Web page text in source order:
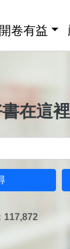
卷有益
在這裡
117,872